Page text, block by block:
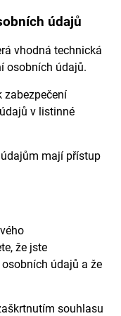
údajů
vhodná technická
osobních údajů.
zabezpečení
v listinné
mají přístup
že jste
údajů a že
souhlasu